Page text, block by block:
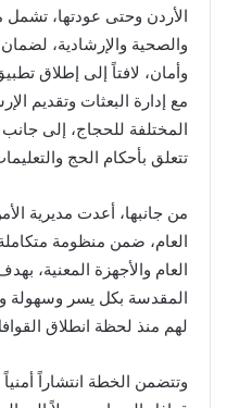
الأردن وحتى عودتها، تشمل
والصحية والإرشادية،
وأمان، لافتاً إلى إطلاق
مع إدارة البعثات وتقديم
المختلفة للحجاج، إلى
تتعلق بأحكام الحج
من جانبها، أعدت مديرية
العام، ضمن منظومة
العام والأجهزة المعنية،
المقدسة بكل يسر وسهولة
لهم منذ لحظة انطلاق
وتتضمن الخطة انتشاراً